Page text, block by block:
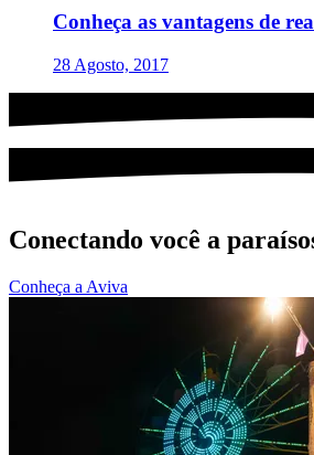
Conheça as vantagens de
28 Agosto, 2017
Conectando você a
Conheça a Aviva